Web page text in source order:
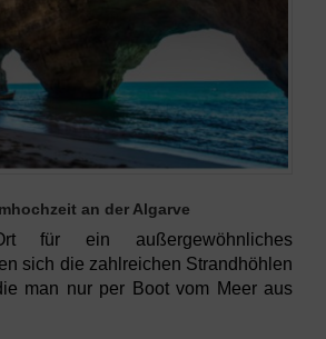
an der Algarve
für ein außergewöhnliches
sich die zahlreichen Strandhöhlen
man nur per Boot vom Meer aus